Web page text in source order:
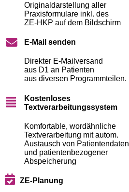
Originaldarstellung aller
Praxisformulare inkl. des
ZE-HKP auf dem Bildschirm
E-Mail senden
Direkter E-Mailversand
aus D1 an Patienten
aus diversen Programmteilen.
Kostenloses
Textverarbeitungssystem
Komfortable, wordähnliche
Textverarbeitung mit autom.
Austausch von Patientendaten
und patientenbezogener
Abspeicherung
ZE-Planung